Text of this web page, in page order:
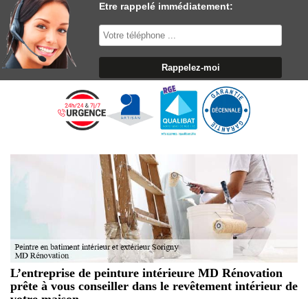
Etre rappelé immédiatement:
L’entreprise de peinture intérieure MD Rénovation
prête à vous conseiller dans le revêtement intérieur de